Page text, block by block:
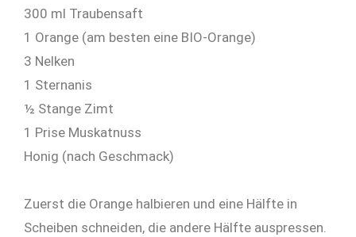
300 ml Traubensaft
1 Orange (am besten eine BIO-Orange)
3 Nelken
1 Sternanis
½ Stange Zimt
1 Prise Muskatnuss
Honig (nach Geschmack)
Zuerst die Orange halbieren und eine Hälfte in
Scheiben schneiden, die andere Hälfte auspressen.